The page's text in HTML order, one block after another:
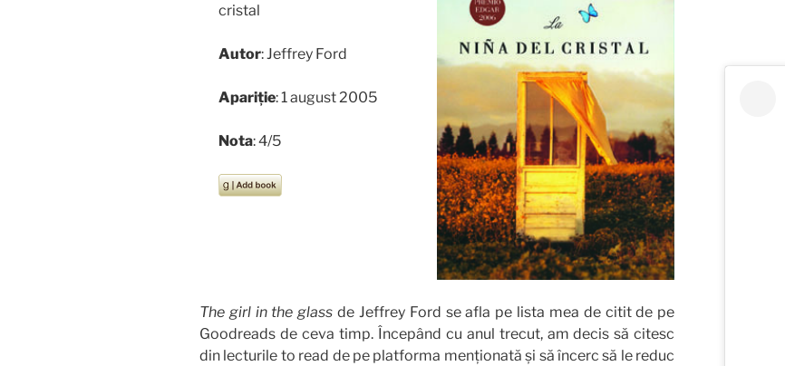
cristal
Autor: Jeffrey Ford
Apariție: 1 august 2005
Nota: 4/5
The girl in the glass de Jeffrey Ford se afla pe lista mea de citit de pe
Goodreads de ceva timp. Începând cu anul trecut, am decis să citesc
din lecturile to read de pe platforma menționată și să încerc să le reduc